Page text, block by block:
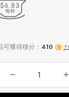
$6.83
每杯